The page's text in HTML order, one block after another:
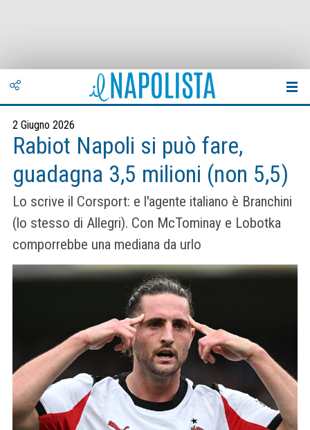
2 Giugno 2026
Rabiot Napoli si può fare,
guadagna 3,5 milioni (non 5,5)
Lo scrive il Corsport: e l'agente italiano è Branchini
(lo stesso di Allegri). Con McTominay e Lobotka
comporrebbe una mediana da urlo